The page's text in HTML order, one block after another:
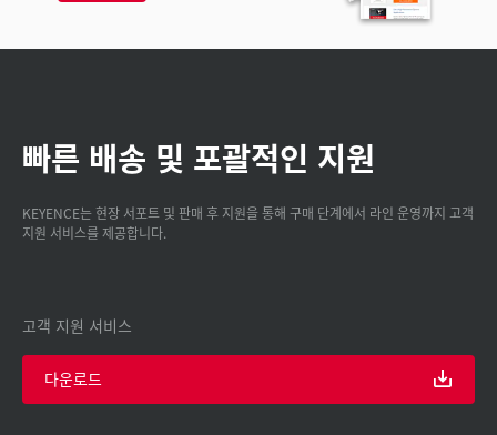
빠른 배송 및 포괄적인 지원
KEYENCE는 현장 서포트 및 판매 후 지원을 통해 구매 단계에서 라인 운영까지 고객
지원 서비스를 제공합니다.
고객 지원 서비스
다운로드